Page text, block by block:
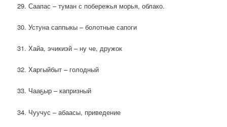
29. Саапас – туман с побережья морья, облако.
30. Устуна саппыкы – болотные сапоги
31. Хайа, эчикиэй – ну че, дружок
32. Харгыйбыт – голодный
33. Чааҕыр – капризный
34. Чуучус – абаасы, приведение